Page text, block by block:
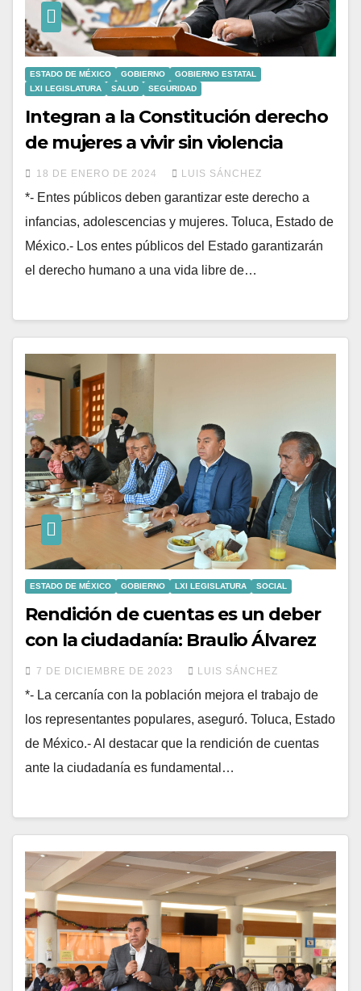
ESTADO DE MÉXICO GOBIERNO
GOBIERNO ESTATAL
LXI LEGISLATURA
SALUD SEGURIDAD
Integran a la Constitución derecho
de mujeres a vivir sin violencia
18 DE ENERO DE 2024 LUIS SÁNCHEZ
*- Entes públicos deben garantizar este derecho a
infancias, adolescencias y mujeres. Toluca, Estado de
México.- Los entes públicos del Estado garantizarán
el derecho humano a una vida libre de…
ESTADO DE MÉXICO GOBIERNO LXI LEGISLATURA SOCIAL
Rendición de cuentas es un deber
con la ciudadanía: Braulio Álvarez
7 DE DICIEMBRE DE 2023 LUIS SÁNCHEZ
*- La cercanía con la población mejora el trabajo de
los representantes populares, aseguró. Toluca, Estado
de México.- Al destacar que la rendición de cuentas
ante la ciudadanía es fundamental…